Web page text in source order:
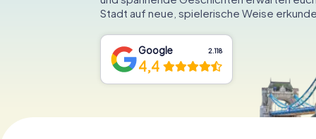
Stadt auf neue, spielerische Weise
Google 2.118
4,4